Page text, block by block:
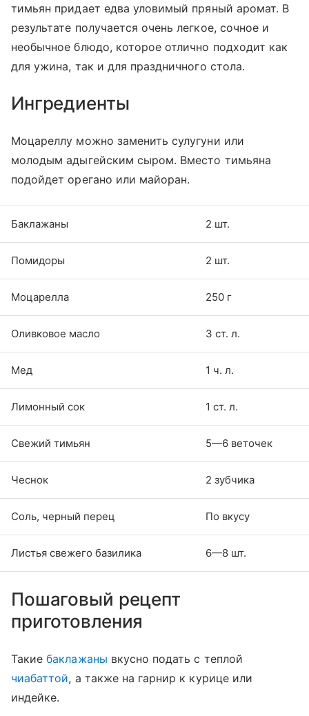
тимьян придает едва уловимый пряный аромат. В
результате получается очень легкое, сочное и
необычное блюдо, которое отлично подходит как
для ужина, так и для праздничного стола.
Ингредиенты
Моцареллу можно заменить сулугуни или
молодым адыгейским сыром. Вместо тимьяна
подойдет орегано или майоран.
Баклажаны 2 шт.
Помидоры 2 шт.
Моцарелла 250 г
Оливковое масло 3 ст. л.
Мед 1 ч. л.
Лимонный сок 1 ст. л.
Свежий тимьян 5—6 веточек
Чеснок 2 зубчика
Соль, черный перец По вкусу
Листья свежего базилика 6—8 шт.
Пошаговый рецепт
приготовления
Такиебаклажаны вкусно подать с теплой
чиабаттой, а также на гарнир к курице или
индейке.